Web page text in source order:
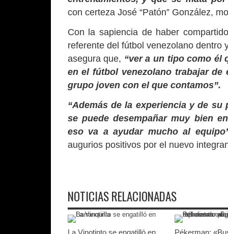
con certeza José “Patón” González,
Con la sapiencia de haber
referente del fútbol venezolano dentro
asegura que, “ver a un tipo como él
en el fútbol venezolano trabajar de
grupo joven con el que contamos”.
“Además de la experiencia y de
se puede desempañar muy bien
eso va a ayudar mucho al
augurios positivos por el nuevo
NOTICIAS RELACIONADAS
La Vinotinto se engatilló en
Pékerman: